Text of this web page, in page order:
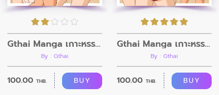
Gthai Manga เกาะหรรษา ตอนที่3
By : Gthai
100.00 THB. BUY
Gthai Manga เกาะหรรษา ตอนที่2
By : Gthai
100.00 THB. BUY